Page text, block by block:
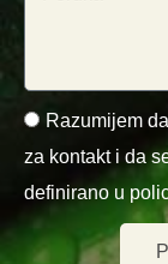
Razumijem
za kontakt i da
definirano u